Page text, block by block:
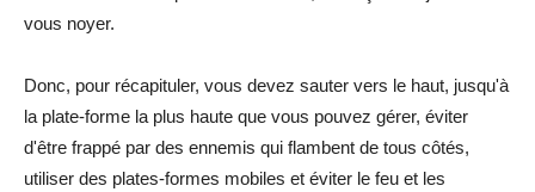
vous noyer.
Donc, pour récapituler, vous devez sauter vers le haut, jusqu'à
la plate-forme la plus haute que vous pouvez gérer, éviter
d'être frappé par des ennemis qui flambent de tous côtés,
utiliser des plates-formes mobiles et éviter le feu et les